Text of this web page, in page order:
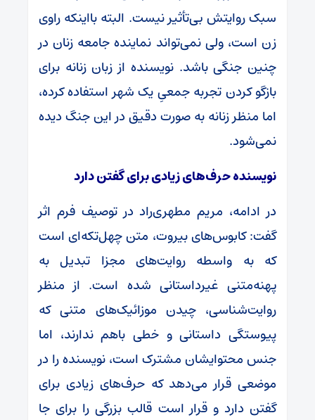
سبک روایتش بی‌تأثیر نیست. البته بااینکه راوی
زن است، ولی نمی‌تواند نماینده جامعه زنان در
چنین جنگی باشد. نویسنده از زبان زنانه برای
بازگو کردن تجربه جمعیِ یک شهر استفاده کرده،
اما منظر زنانه به صورت دقیق در این جنگ دیده
نمی‌شود.
نویسنده حرف‌های زیادی برای گفتن دارد
در ادامه، مریم مطهری‌راد در توصیف فرم اثر
گفت: کابوس‌های بیروت، متن چهل‌تکه‌ای است
که به واسطه روایت‌های مجزا تبدیل به
پهنه‌متنی غیرداستانی شده است. از منظر
روایت‌شناسی، چیدن موزائیک‌های متنی که
پیوستگی داستانی و خطی باهم ندارند، اما
جنس محتوایشان مشترک است، نویسنده را در
موضعی قرار می‌دهد که حرف‌های زیادی برای
گفتن دارد و قرار است قالب بزرگی را برای جا